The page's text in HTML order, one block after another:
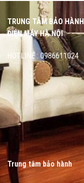
TRUNG TÂM BẢO HÀNH
ĐIỆN MÁY HÀ NỘI
HOTLINE : 0986611024
Trung tâm bảo hành